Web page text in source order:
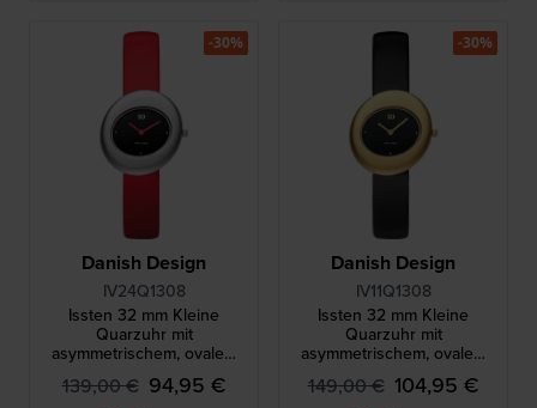
Danish Design
IV24Q1308
Issten 32 mm Kleine
Quarzuhr mit
asymmetrischem, ovalem
Gehäuse
139,00 € 94,95 €
-30%
Danish Design
IV11Q1308
Issten 32 mm Kleine
Quarzuhr mit
asymmetrischem, ovalem
Gehäuse
149,00 € 104,95 €
-30%